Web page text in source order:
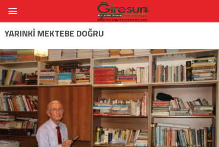
YARINKI MEKTEBE DOĞRU